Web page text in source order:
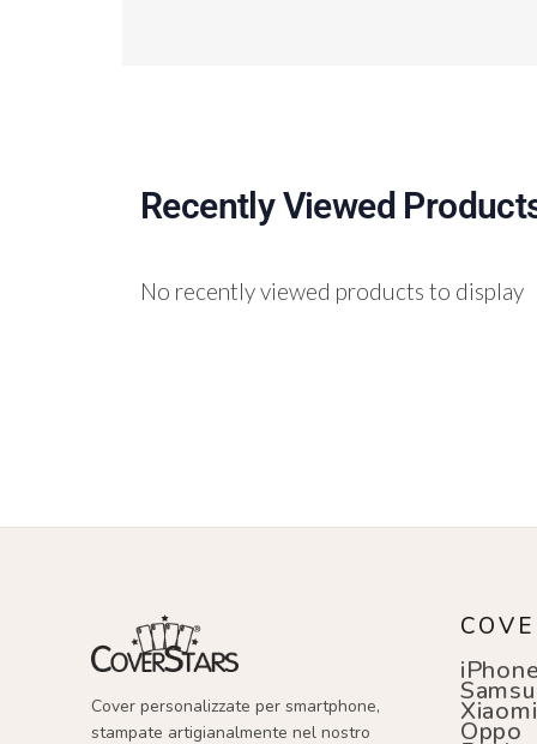
Recently Viewed
No recently viewed products to display
Cover personalizzate per smartphone,
stampate artigianalmente nel nostro
Xiaomi
Oppo